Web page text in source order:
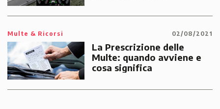
Multe & Ricorsi 02/08/2021
La Prescrizione delle
Multe: quando avviene e
cosa significa